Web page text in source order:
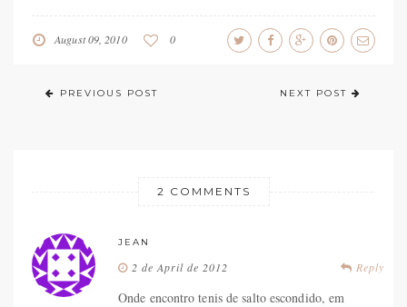
August 09, 2010 0
PREVIOUS POST NEXT POST
2 COMMENTS
JEAN
Reply
2 de April de 2012
Onde encontro tenis de salto escondido, em